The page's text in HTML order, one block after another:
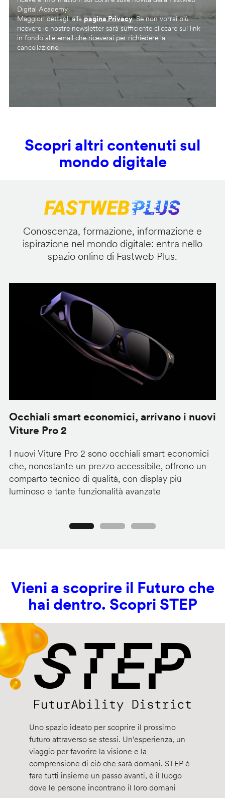
Digital Academy.
Maggiori dettagli allapagina Privacy. Se non vorrai più
ricevere le nostre newsletter sarà sufficiente cliccare sul link
in fondo alle email che riceverai per richiedere la
cancellazione.
Scopri altri contenuti sul
mondo digitale
Conoscenza, formazione, informazione e
ispirazione nel mondo digitale: entra nello
spazio online di Fastweb Plus.
Occhiali smart economici, arrivano i nuovi
Viture Pro 2
I nuovi Viture Pro 2 sono occhiali smart economici
che, nonostante un prezzo accessibile, offrono un
comparto tecnico di qualità, con display più
luminoso e tante funzionalità avanzate
Vieni a scoprire il Futuro che
hai dentro. Scopri STEP
Uno spazio ideato per scoprire il prossimo
futuro attraverso se stessi. Un’esperienza, un
viaggio per favorire la visione e la
comprensione di ciò che sarà domani. STEP è
fare tutti insieme un passo avanti, è il luogo
dove le persone incontrano il loro domani